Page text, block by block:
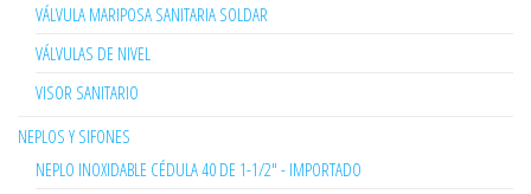
VÁLVULA MARIPOSA SANITARIA SOLDAR
VÁLVULAS DE NIVEL
VISOR SANITARIO
NEPLOS Y SIFONES
NEPLO INOXIDABLE CÉDULA 40 DE 1-1/2" - IMPORTADO